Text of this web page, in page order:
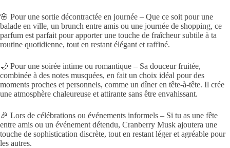
🌸 Pour une sortie décontractée en journée – Que ce soit pour une
balade en ville, un brunch entre amis ou une journée de shopping, ce
parfum est parfait pour apporter une touche de fraîcheur subtile à ta
routine quotidienne, tout en restant élégant et raffiné.
🌙 Pour une soirée intime ou romantique – Sa douceur fruitée,
combinée à des notes musquées, en fait un choix idéal pour des
moments proches et personnels, comme un dîner en tête-à-tête. Il crée
une atmosphère chaleureuse et attirante sans être envahissant.
🎉 Lors de célébrations ou événements informels – Si tu as une fête
entre amis ou un événement détendu, Cranberry Musk ajoutera une
touche de sophistication discrète, tout en restant léger et agréable pour
les autres.